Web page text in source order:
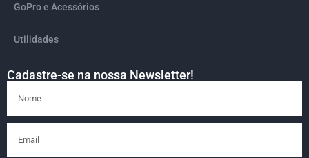
GoPro e Acessórios
Utilidades
Cadastre-se na nossa Newsletter!